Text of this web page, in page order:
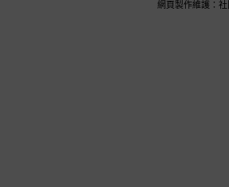
網頁製作維護：